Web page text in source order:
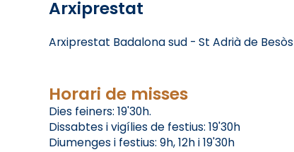
Arxiprestat
Arxiprestat Badalona sud - St Adrià de Besòs
Horari de misses
Dies feiners: 19'30h.
Dissabtes i vigílies de festius: 19'30h
Diumenges i festius: 9h, 12h i 19'30h